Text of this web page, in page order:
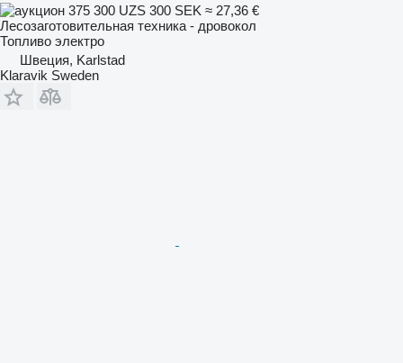
375 300 UZS 300 SEK ≈ 27,36 €
Лесозаготовительная техника - дровокол
Топливо электро
Швеция, Karlstad
Klaravik Sweden